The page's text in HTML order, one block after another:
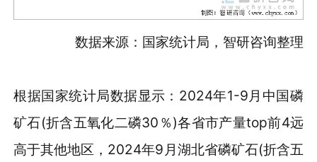
数据来源：国家统计局，智研咨询整理
根据国家统计局数据显示：2024年1-9月中国磷
矿石(折含五氧化二磷30％)各省市产量top前4远
高于其他地区，2024年9月湖北省磷矿石(折含五